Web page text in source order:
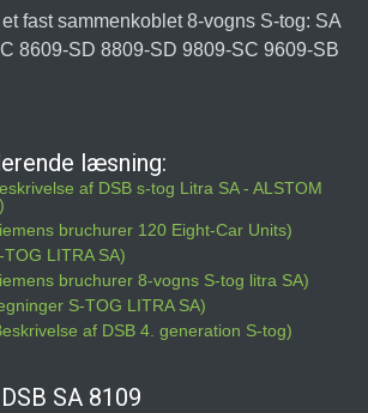
fast sammenkoblet 8-vogns S-tog: SA
8609-SD 8809-SD 9809-SC 9609-SB
læsning:
af DSB s-tog Litra SA - ALSTOM
bruchurer 120 Eight-Car Units)
LITRA SA)
bruchurer 8-vogns S-tog litra SA)
S-TOG LITRA SA)
af DSB 4. generation S-tog)
SA 8109